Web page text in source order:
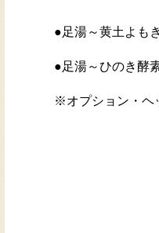
●足湯～黄土よも
●足湯～ひのき酵
※オプション・ヘ